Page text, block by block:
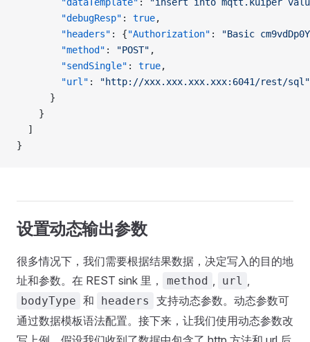
        "debugResp"
: true,
        "headers"
: {"Authorization" :
"Basic
        "method"
: "POST" ,
        "sendSingle"
: true,
        "url"
:
"http://xxx.xxx.xxx.xxx:6041/rest/sql"
      }
    }
  ]
}
设置动态输出参数
很多情况下，我们需要根据结果数据，决定写入的目的地
址和参数。在 REST sink 里，
method , url ,
bodyType 和 headers
支持动态参数。动态参数可
通过数据模板语法配置。接下来，让我们使用动态参数改